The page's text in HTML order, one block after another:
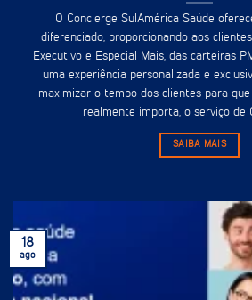
O Concierge SulAmérica Saúde
diferenciado, proporcionando aos
Executivo e Especial Mais, das carteiras
uma experiência personalizada e
maximizar o tempo dos clientes para
realmente importa, o serviço de
SAIBA MAIS
18
ago